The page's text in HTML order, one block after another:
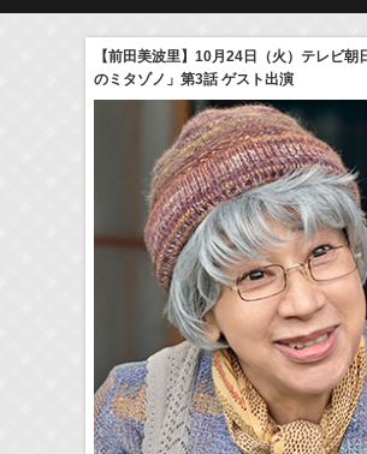
本日の出演情報8/8(Sat) イベント
17:55-18:00
(Radio) ラジオドラマ「一建設presents おうちのはなし」
一泊家族
19:30-19:45
Radio)
21:00 -21:30
(Radio) 藤田ニコルのニコニチ
【前田美波里】10月24日（火）テレビ朝
のミタゾノ」第3話 ゲスト出演